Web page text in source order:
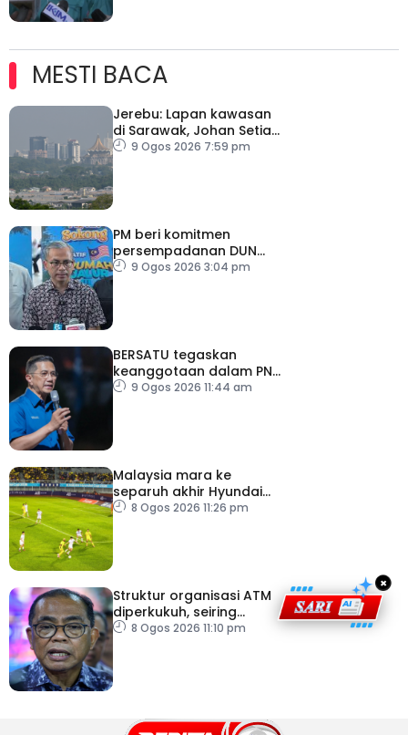
MESTI BACA
Jerebu: Lapan kawasan
di Sarawak, Johan Setia
di Selangor catat IPU
9 Ogos 2026 7:59 pm
PM beri komitmen
persempadanan DUN
Sarawak, minta laporan
9 Ogos 2026 3:04 pm
BERSATU tegaskan
keanggotaan dalam PN
masih sah
9 Ogos 2026 11:44 am
Malaysia mara ke
separuh akhir Hyundai
ASEAN Cup
8 Ogos 2026 11:26 pm
Struktur organisasi ATM
diperkukuh, seiring
pemodenan aset
8 Ogos 2026 11:10 pm
×